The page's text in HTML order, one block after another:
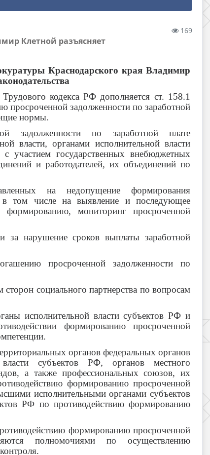
169
Клетной разъясняет
Краснодарского края Владимир
кодекса РФ дополняется ст. 158.1
просроченной задолженности по заработной
нормы.
задолженности по заработной плате
власти, органами исполнительной власти
участием государственных внебюджетных
и работодателей, их объединений по
на недопущение формирования
в том числе на выявление и последующее
мониторинг просроченной
за нарушение сроков выплаты заработной
просроченной задолженности по
социального партнерства по вопросам
исполнительной власти субъектов РФ и
формированию просроченной
органов федеральных органов
власти субъектов РФ, органов местного
а также профессиональных союзов, их
формированию просроченной
исполнительными органами субъектов
РФ по противодействию формированию
формированию просроченной
полномочиями по осуществлению